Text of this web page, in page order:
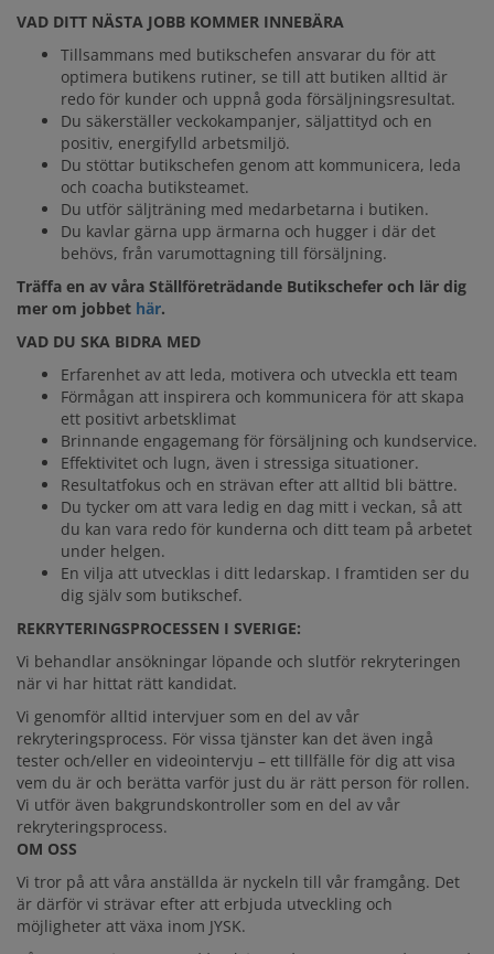
VAD DITT NÄSTA JOBB KOMMER INNEBÄRA
Tillsammans med butikschefen ansvarar du för att
optimera butikens rutiner, se till att butiken alltid är
redo för kunder och uppnå goda försäljningsresultat.
Du säkerställer veckokampanjer, säljattityd och en
positiv, energifylld arbetsmiljö.
Du stöttar butikschefen genom att kommunicera, leda
och coacha butiksteamet.
Du utför säljträning med medarbetarna i butiken.
Du kavlar gärna upp ärmarna och hugger i där det
behövs, från varumottagning till försäljning.
Träffa en av våra Ställföreträdande Butikschefer och lär dig
mer om jobbet här.
VAD DU SKA BIDRA MED
Erfarenhet av att leda, motivera och utveckla ett team
Förmågan att inspirera och kommunicera för att skapa
ett positivt arbetsklimat
Brinnande engagemang för försäljning och kundservice.
Effektivitet och lugn, även i stressiga situationer.
Resultatfokus och en strävan efter att alltid bli bättre.
Du tycker om att vara ledig en dag mitt i veckan, så att
du kan vara redo för kunderna och ditt team på arbetet
under helgen.
En vilja att utvecklas i ditt ledarskap. I framtiden ser du
dig själv som butikschef.
REKRYTERINGSPROCESSEN I SVERIGE:
Vi behandlar ansökningar löpande och slutför rekryteringen
när vi har hittat rätt kandidat. ‎
Vi genomför alltid intervjuer som en del av vår
rekryteringsprocess. För vissa tjänster kan det även ingå
tester och/eller en videointervju – ett tillfälle för dig att visa
vem du är och berätta varför just du är rätt person för rollen.
Vi utför även bakgrundskontroller som en del av vår
rekryteringsprocess.
OM OSS
Vi tror på att våra anställda är nyckeln till vår framgång. Det
är därför vi strävar efter att erbjuda utveckling och
möjligheter att växa inom JYSK.